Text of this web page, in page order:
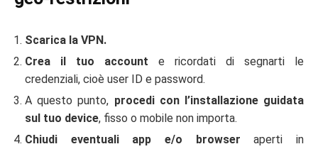
Scarica la VPN.
Crea il tuo account e ricordati di segnarti le
credenziali, cioè user ID e password.
A questo punto, procedi con l’installazione guidata
sul tuo device, fisso o mobile non importa.
Chiudi eventuali app e/o browser aperti in